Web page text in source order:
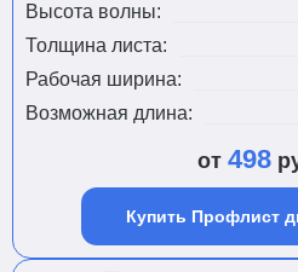
Высота волны:
Толщина листа:
Рабочая ширина:
Возможная длина:
от 498
Купить Профлист